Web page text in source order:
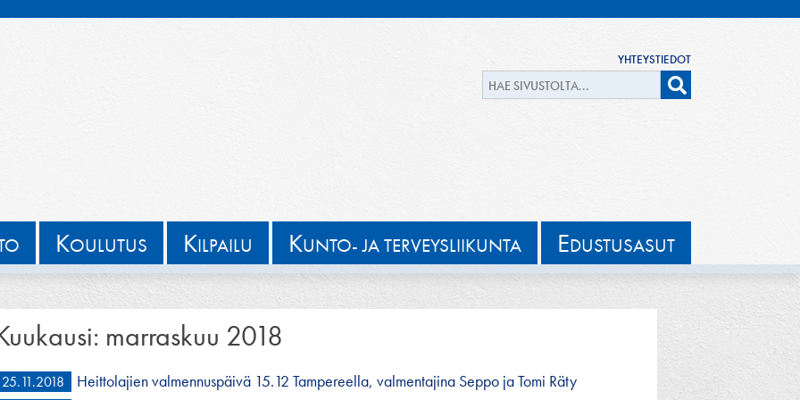
YHTEYSTIEDOT
KOULUTUS KILPAILU KUNTO- JA TERVEYSLIIKUNTA EDUSTUSASUT
marraskuu 2018
25.11.2018 Heittolajien valmennuspäivä 15.12 Tampereella, valmentajina Seppo ja Tomi Räty